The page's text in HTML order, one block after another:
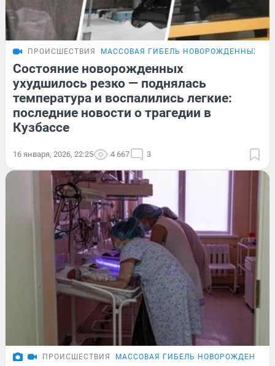
ПРОИСШЕСТВИЯ МАССОВАЯ ГИБЕЛЬ НОВОРОЖДЕННЫХ В
Состояние новорожденных
ухудшилось резко — поднялась
температура и воспалились легкие:
последние новости о трагедии в
Кузбассе
16 января, 2026, 22:25 4 667 3
ПРОИСШЕСТВИЯ МАССОВАЯ ГИБЕЛЬ НОВОРОЖДЕННЫХ